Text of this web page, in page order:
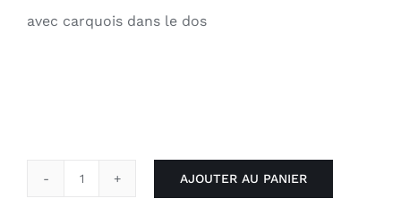
avec carquois dans le dos
AJOUTER AU PANIER